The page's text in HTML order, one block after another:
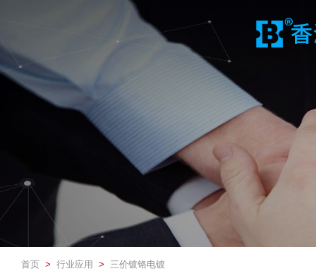
首页 > 行业应用 > 三价镀铬电镀